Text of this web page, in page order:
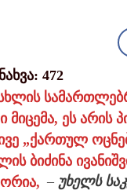
472
მიცემა, ეს არის
„ქართულ
ბიძინა
– უხელს